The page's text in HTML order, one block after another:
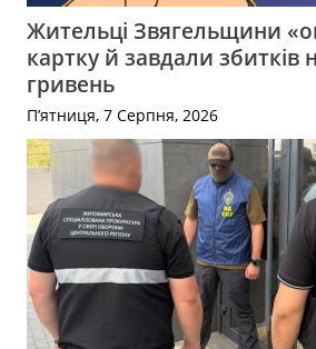
Жительці Звягельщини
картку й завдали збитків
гривень
П’ятниця, 7 Серпня, 2026